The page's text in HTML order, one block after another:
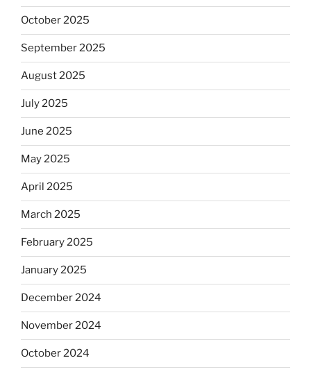
October 2025
September 2025
August 2025
July 2025
June 2025
May 2025
April 2025
March 2025
February 2025
January 2025
December 2024
November 2024
October 2024